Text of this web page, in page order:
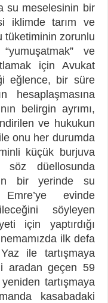
su meselesinin bir
iklimde tarım ve
tüketiminin zorunlu
ve
için Avukat
eğlence, bir süre
hesaplaşmasına
belirgin ayrımı,
ve hukukun
onu her durumda
küçük burjuva
söz düellosunda
bir yerinde su
evinde
söyleyen
için yaptırdığı
ilk defa
ile tartışmaya
aradan geçen 59
tartışmaya
kasabadaki